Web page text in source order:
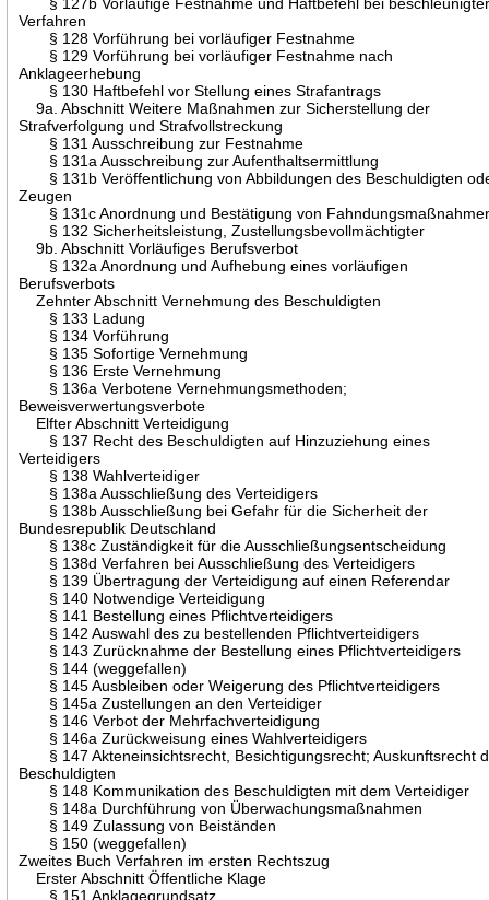
Verfahren
§ 128 Vorführung bei vorläufiger Festnahme
§ 129 Vorführung bei vorläufiger Festnahme nach
Anklageerhebung
§ 130 Haftbefehl vor Stellung eines Strafantrags
9a. Abschnitt Weitere Maßnahmen zur Sicherstellung der
Strafverfolgung und Strafvollstreckung
§ 131 Ausschreibung zur Festnahme
§ 131a Ausschreibung zur Aufenthaltsermittlung
§ 131b Veröffentlichung von Abbildungen des Beschuldigten
Zeugen
§ 131c Anordnung und Bestätigung von
§ 132 Sicherheitsleistung, Zustellungsbevollmächtigter
9b. Abschnitt Vorläufiges Berufsverbot
§ 132a Anordnung und Aufhebung eines vorläufigen
Berufsverbots
Zehnter Abschnitt Vernehmung des Beschuldigten
§ 133 Ladung
§ 134 Vorführung
§ 135 Sofortige Vernehmung
§ 136 Erste Vernehmung
§ 136a Verbotene Vernehmungsmethoden;
Beweisverwertungsverbote
Elfter Abschnitt Verteidigung
§ 137 Recht des Beschuldigten auf Hinzuziehung eines
Verteidigers
§ 138 Wahlverteidiger
§ 138a Ausschließung des Verteidigers
§ 138b Ausschließung bei Gefahr für die Sicherheit der
Bundesrepublik Deutschland
§ 138c Zuständigkeit für die Ausschließungsentscheidung
§ 138d Verfahren bei Ausschließung des Verteidigers
§ 139 Übertragung der Verteidigung auf einen Referendar
§ 140 Notwendige Verteidigung
§ 141 Bestellung eines Pflichtverteidigers
§ 142 Auswahl des zu bestellenden Pflichtverteidigers
§ 143 Zurücknahme der Bestellung eines Pflichtverteidigers
§ 144 (weggefallen)
§ 145 Ausbleiben oder Weigerung des Pflichtverteidigers
§ 145a Zustellungen an den Verteidiger
§ 146 Verbot der Mehrfachverteidigung
§ 146a Zurückweisung eines Wahlverteidigers
§ 147 Akteneinsichtsrecht, Besichtigungsrecht; Auskunftsrecht
Beschuldigten
§ 148 Kommunikation des Beschuldigten mit dem Verteidiger
§ 148a Durchführung von Überwachungsmaßnahmen
§ 149 Zulassung von Beiständen
§ 150 (weggefallen)
Zweites Buch Verfahren im ersten Rechtszug
Erster Abschnitt Öffentliche Klage
§ 151 Anklagegrundsatz